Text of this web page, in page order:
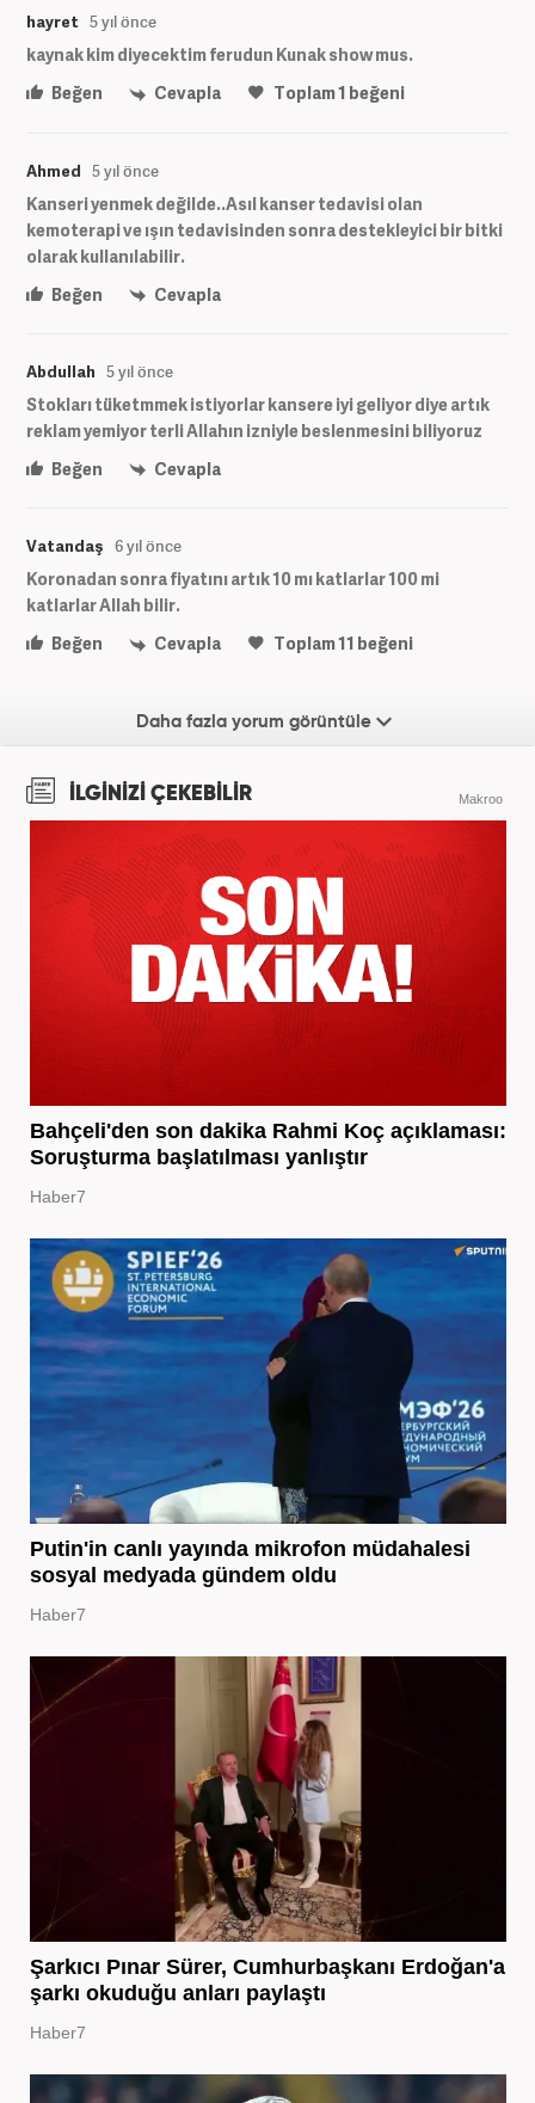
hayret 5 yıl önce
kaynak kim diyecektim ferudun Kunak show mus.
Beğen
Cevapla Toplam1 beğeni
Ahmed 5 yıl önce
Kanseri yenmek değilde..Asıl kanser tedavisi olan
kemoterapi ve ışın tedavisinden sonra destekleyici bir bitki
olarak kullanılabilir.
Beğen
Cevapla
Abdullah 5 yıl önce
Stokları tüketmmek istiyorlar kansere iyi geliyor diye artık
reklam yemiyor terli Allahın izniyle beslenmesini biliyoruz
Beğen
Cevapla
Vatandaş 6 yıl önce
Koronadan sonra fiyatını artık 10 mı katlarlar 100 mi
katlarlar Allah bilir.
Beğen
Cevapla Toplam11 beğeni
Daha fazla yorum görüntüle
İLGİNİZİ ÇEKEBİLİR Makroo
Bahçeli'den son dakika Rahmi Koç açıklaması:
Soruşturma başlatılması yanlıştır
Haber7
Putin'in canlı yayında mikrofon müdahalesi
sosyal medyada gündem oldu
Haber7
Şarkıcı Pınar Sürer, Cumhurbaşkanı Erdoğan'a
şarkı okuduğu anları paylaştı
Haber7